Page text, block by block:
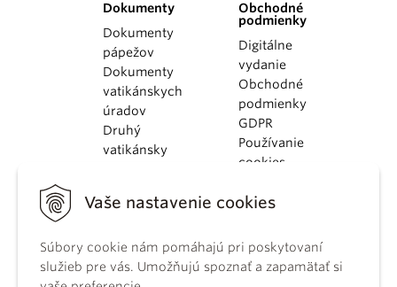
Vaše nastavenie cookies
Súbory cookie nám pomáhajú pri poskytovaní
služieb pre vás. Umožňujú spoznať a zapamätať si
Dokumenty
Dokumenty
pápežov
Dokumenty
vatikánskych
úradov
Druhý
vatikánsky
KBS
kánonického
práva
Obchodné
podmienky
Digitálne
vydanie
Obchodné
podmienky
GDPR
Používanie
cookies